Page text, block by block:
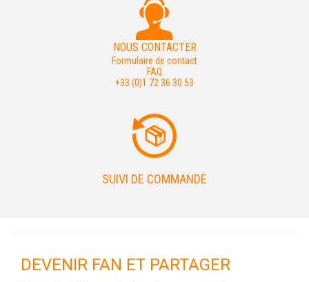
NOUS CONTACTER
Formulaire de contact
FAQ
+33 (0)1 72 36 30 53
SUIVI DE COMMANDE
DEVENIR FAN ET PARTAGER